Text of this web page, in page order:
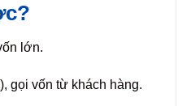
lớn.
gọi vốn từ khách hàng.